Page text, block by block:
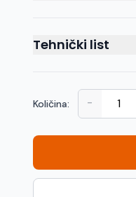
Tehnički list
Količina: -